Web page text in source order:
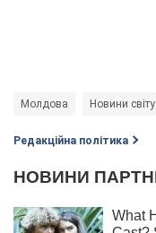
Молдова Новини світу
Редакційна політика